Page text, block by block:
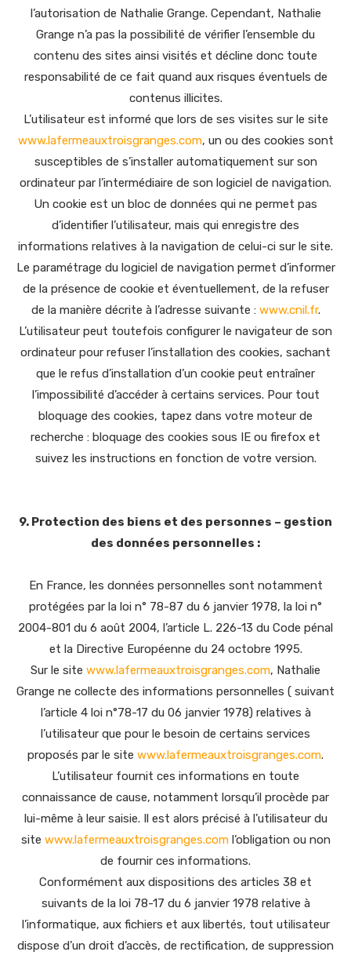
l’autorisation de Nathalie Grange. Cependant, Nathalie
Grange n’a pas la possibilité de vérifier l’ensemble du
contenu des sites ainsi visités et décline donc toute
responsabilité de ce fait quand aux risques éventuels de
contenus illicites.
L’utilisateur est informé que lors de ses visites sur le site
www.lafermeauxtroisgranges.com, un ou des cookies sont
susceptibles de s’installer automatiquement sur son
ordinateur par l’intermédiaire de son logiciel de navigation.
Un cookie est un bloc de données qui ne permet pas
d’identifier l’utilisateur, mais qui enregistre des
informations relatives à la navigation de celui-ci sur le site.
Le paramétrage du logiciel de navigation permet d’informer
de la présence de cookie et éventuellement, de la refuser
de la manière décrite à l’adresse suivante : www.cnil.fr.
L’utilisateur peut toutefois configurer le navigateur de son
ordinateur pour refuser l’installation des cookies, sachant
que le refus d’installation d’un cookie peut entraîner
l’impossibilité d’accéder à certains services. Pour tout
bloquage des cookies, tapez dans votre moteur de
recherche : bloquage des cookies sous IE ou firefox et
suivez les instructions en fonction de votre version.
9. Protection des biens et des personnes – gestion
des données personnelles :
En France, les données personnelles sont notamment
protégées par la loi n° 78-87 du 6 janvier 1978, la loi n°
2004-801 du 6 août 2004, l’article L. 226-13 du Code pénal
et la Directive Européenne du 24 octobre 1995.
Sur le site www.lafermeauxtroisgranges.com, Nathalie
Grange ne collecte des informations personnelles ( suivant
l’article 4 loi n°78-17 du 06 janvier 1978) relatives à
l’utilisateur que pour le besoin de certains services
proposés par le site www.lafermeauxtroisgranges.com.
L’utilisateur fournit ces informations en toute
connaissance de cause, notamment lorsqu’il procède par
lui-même à leur saisie. Il est alors précisé à l’utilisateur du
site www.lafermeauxtroisgranges.coml’obligation ou non
de fournir ces informations.
Conformément aux dispositions des articles 38 et
suivants de la loi 78-17 du 6 janvier 1978 relative à
l’informatique, aux fichiers et aux libertés, tout utilisateur
dispose d’un droit d’accès, de rectification, de suppression